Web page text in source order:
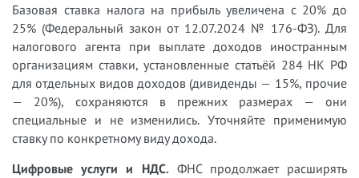
Базовая ставка налога на прибыль увеличена с 20% до
25% (Федеральный закон от 12.07.2024 № 176-ФЗ). Для
налогового агента при выплате доходов иностранным
организациям ставки, установленные статьёй 284 НК РФ
для отдельных видов доходов (дивиденды — 15%, прочие
— 20%), сохраняются в прежних размерах — они
специальные и не изменились. Уточняйте применимую
ставку по конкретному виду дохода.
Цифровые услуги и НДС. ФНС продолжает расширять